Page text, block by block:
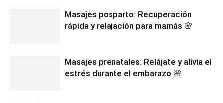
Masajes posparto: Recuperación
rápida y relajación para mamás 🌸
Masajes prenatales: Relájate y alivia el
estrés durante el embarazo 🌸